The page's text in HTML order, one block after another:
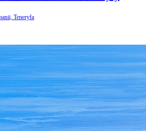
Teneryfa